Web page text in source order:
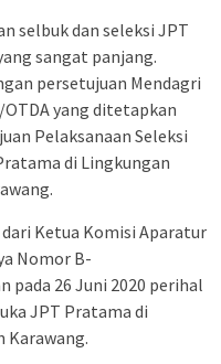
selbuk dan seleksi JPT
sangat panjang.
persetujuan Mendagri
yang ditetapkan
Pelaksanaan Seleksi
di Lingkungan
Ketua Komisi Aparatur
Nomor B-
pada 26 Juni 2020 perihal
JPT Pratama di
Karawang.